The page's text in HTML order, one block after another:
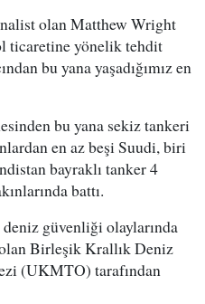
olan Matthew Wright
ticaretine yönelik tehdit
bu yana yaşadığımız en
bu yana sekiz tankeri
en az beşi Suudi, biri
bayraklı tanker 4
battı.
deniz güvenliği olaylarında
Birleşik Krallık Deniz
(UKMTO) tarafından